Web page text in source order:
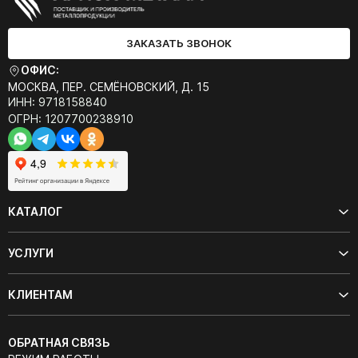
ЗАКАЗАТЬ ЗВОНОК
ОФИС:
МОСКВА, ПЕР. СЕМЁНОВСКИЙ, Д. 15
ИНН: 9718158840
ОГРН: 1207700238910
КАТАЛОГ
УСЛУГИ
КЛИЕНТАМ
ОБРАТНАЯ СВЯЗЬ